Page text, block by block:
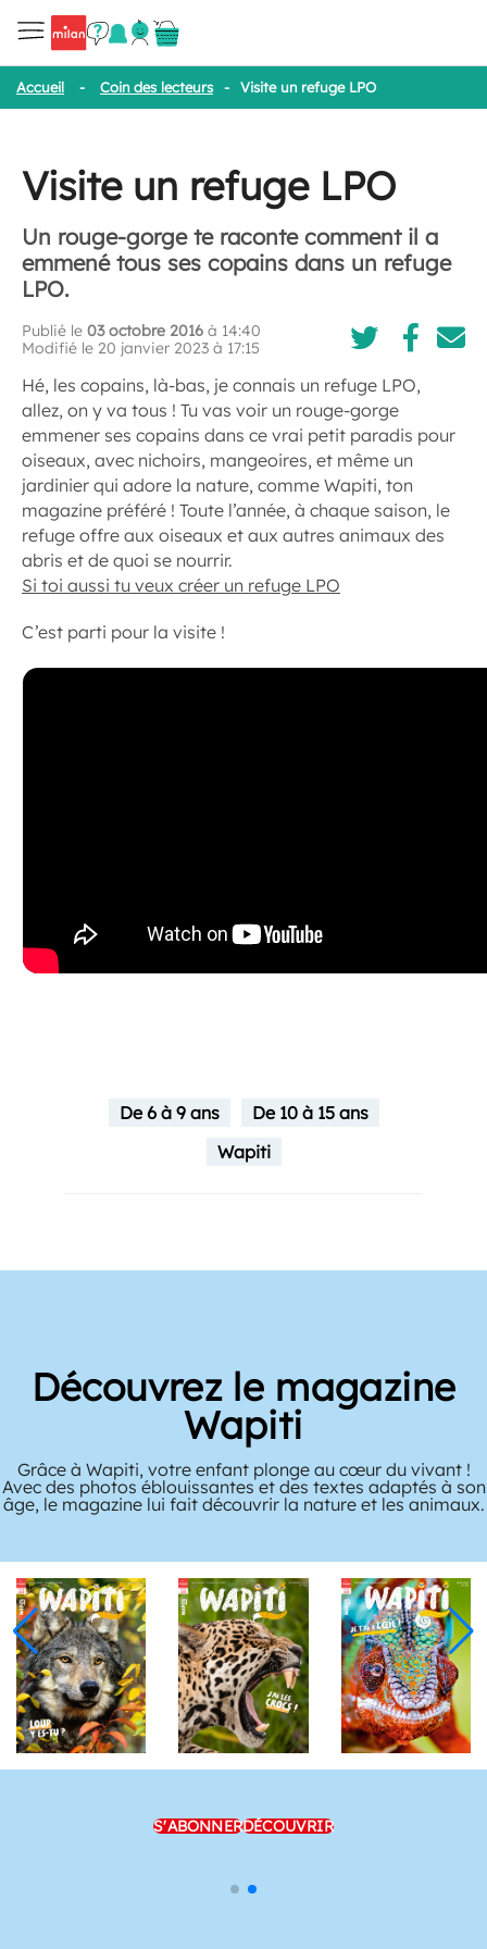
Accueil - Coin des lecteurs - Visite un refuge LPO
Visite un refuge LPO
Un rouge-gorge te raconte comment il a
emmené tous ses copains dans un refuge
LPO.
Publié le 03 octobre 2016 à 14:40
Modifié le 20 janvier 2023 à 17:15
Hé, les copains, là-bas, je connais un refuge LPO,
allez, on y va tous ! Tu vas voir un rouge-gorge
emmener ses copains dans ce vrai petit paradis pour
oiseaux, avec nichoirs, mangeoires, et même un
jardinier qui adore la nature, comme Wapiti, ton
magazine préféré ! Toute l’année, à chaque saison, le
refuge offre aux oiseaux et aux autres animaux des
abris et de quoi se nourrir.
Si toi aussi tu veux créer un refuge LPO
C’est parti pour la visite !
De 6 à 9 ans
De 10 à 15 ans
Wapiti
Découvrez le magazine
Wapiti
Grâce à Wapiti, votre enfant plonge au cœur du vivant !
Avec des photos éblouissantes et des textes adaptés à son
âge, le magazine lui fait découvrir la nature et les animaux.
S'ABONNERDÉCOUVRIR